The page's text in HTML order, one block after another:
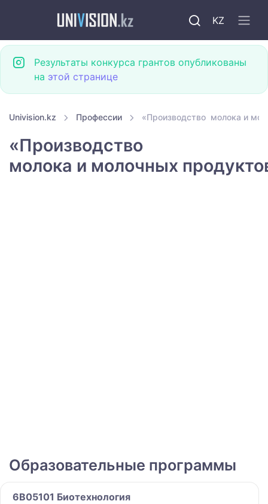
KZ
Результаты конкурса грантов опубликованы
на этой странице
Univision.kz Профессии «Производство молока и
«Производство
молока и молочных
Образовательные программы
6B05101 Биотехнология